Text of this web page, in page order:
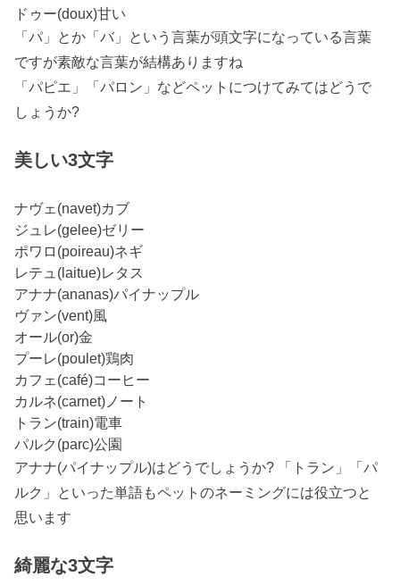
ドゥー(doux)甘い
「パ」とか「バ」という言葉が頭文字になっている言葉
ですが素敵な言葉が結構ありますね
「パピエ」「パロン」などペットにつけてみてはどうで
しょうか?
美しい3文字
ナヴェ(navet)カブ
ジュレ(gelee)ゼリー
ポワロ(poireau)ネギ
レテュ(laitue)レタス
アナナ(ananas)パイナップル
ヴァン(vent)風
オール(or)金
プーレ(poulet)鶏肉
カフェ(café)コーヒー
カルネ(carnet)ノート
トラン(train)電車
パルク(parc)公園
アナナ(パイナップル)はどうでしょうか? 「トラン」「パ
ルク」といった単語もペットのネーミングには役立つと
思います
綺麗な3文字